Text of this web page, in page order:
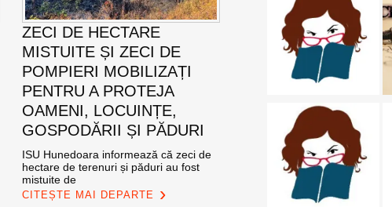
ZECI DE HECTARE
MISTUITE ȘI ZECI DE
POMPIERI MOBILIZAȚI
PENTRU A PROTEJA
OAMENI, LOCUINȚE,
GOSPODĂRII ȘI PĂDURI
ISU Hunedoara informează că zeci de
hectare de terenuri și păduri au fost
mistuite de
CITEȘTE MAI DEPARTE